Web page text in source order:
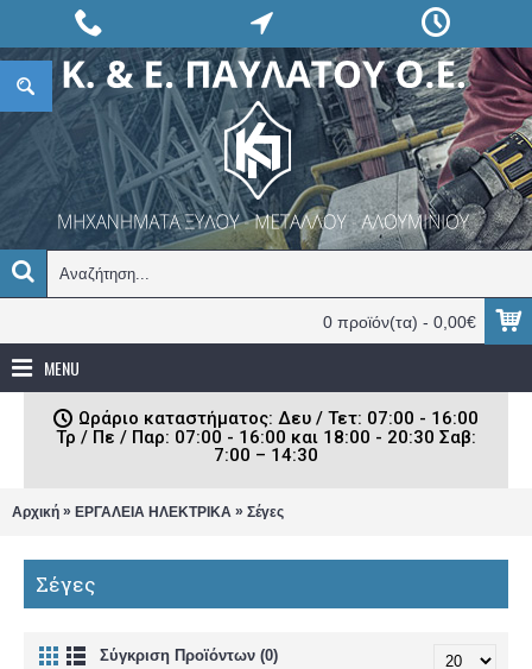
0 προϊόν(τα) - 0,00€
MENU
Ωράριο καταστήματος: Δευ / Τετ: 07:00 - 16:00
Τρ / Πε / Παρ: 07:00 - 16:00 και 18:00 - 20:30 Σαβ:
7:00 – 14:30
Αρχική » ΕΡΓΑΛΕΙΑ ΗΛΕΚΤΡΙΚΑ » Σέγες
Σέγες
Σύγκριση Προϊόντων (0)